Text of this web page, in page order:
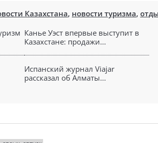
Казахстана, новости туризма,
Канье Уэст впервые выступит в
Казахстане: продажи...
Испанский журнал Viajar
рассказал об Алматы...